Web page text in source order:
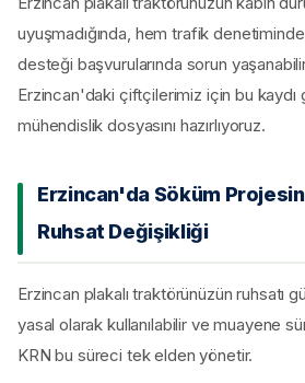
uyuşmadığında, hem trafik
desteği başvurularında sorun
Erzincan'daki çiftçilerimiz için bu kaydı
mühendislik dosyasını hazırlıyoruz.
Erzincan'da Söküm
Ruhsat Değişikliği
Erzincan plakalı traktörünüzün ruhsatı
yasal olarak kullanılabilir ve muayene
KRN bu süreci tek elden yönetir.